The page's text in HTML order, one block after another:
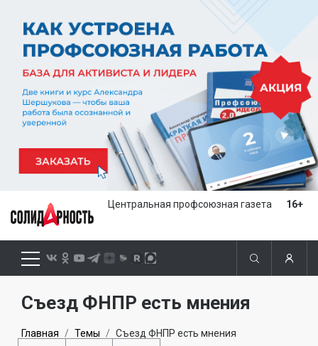
Центральная профсоюзная газета 16+
Съезд ФНПР есть мнения
Главная Темы Съезд ФНПР есть мнения